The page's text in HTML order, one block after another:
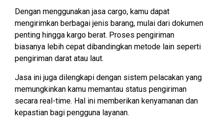
Dengan menggunakan jasa cargo, kamu dapat
mengirimkan berbagai jenis barang, mulai dari dokumen
penting hingga kargo berat. Proses pengiriman
biasanya lebih cepat dibandingkan metode lain seperti
pengiriman darat atau laut.
Jasa ini juga dilengkapi dengan sistem pelacakan yang
memungkinkan kamu memantau status pengiriman
secara real-time. Hal ini memberikan kenyamanan dan
kepastian bagi pengguna layanan.